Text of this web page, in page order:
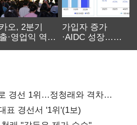
오, 2분기
·영업익 역대
가입자 증가
·AIDC 성장…
경선 1위…정청래와 격차
표 경선서 '1위'(1보)